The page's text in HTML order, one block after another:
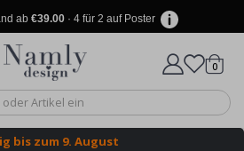
ab €39.00· 4 für 2 auf Poster
von 1030 Bewertungen
Wagen
0
bis zum 9. August